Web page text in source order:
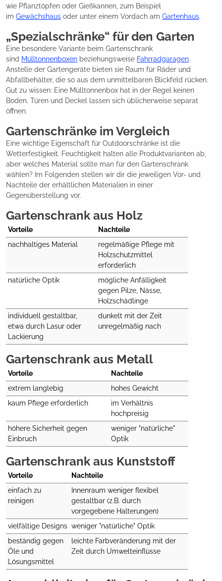
wie Pflanztöpfen oder Gießkannen, zum Beispiel
im Gewächshaus oder unter einem Vordach am Gartenhaus.
„Spezialschränke“ für den Garten
Eine besondere Variante beim Gartenschrank
sind Mülltonnenboxen beziehungsweise Fahrradgaragen.
Anstelle der Gartengeräte bieten sie Raum für Räder und
Abfallbehälter, die so aus dem unmittelbaren Blickfeld rücken.
Gut zu wissen: Eine Mülltonnenbox hat in der Regel keinen
Boden. Türen und Deckel lassen sich üblicherweise separat
öffnen.
Gartenschränke im Vergleich
Eine wichtige Eigenschaft für Outdoorschränke ist die
Wetterfestigkeit. Feuchtigkeit halten alle Produktvarianten ab,
aber welches Material sollte man für den Gartenschrank
wählen? Im Folgenden stellen wir dir die jeweiligen Vor- und
Nachteile der erhältlichen Materialien in einer
Gegenüberstellung vor.
Gartenschrank aus Holz
Vorteile
Nachteile
nachhaltiges Material
regelmäßige Pflege mit
Holzschutzmittel
erforderlich
natürliche Optik
mögliche Anfälligkeit
gegen Pilze, Nässe,
Holzschädlinge
individuell gestaltbar,
etwa durch Lasur oder
Lackierung
dunkelt mit der Zeit
unregelmäßig nach
Gartenschrank aus Metall
Vorteile
Nachteile
extrem langlebig
hohes Gewicht
kaum Pflege erforderlich
im Verhältnis
hochpreisig
höhere Sicherheit gegen
Einbruch
weniger "natürliche"
Optik
Gartenschrank aus Kunststoff
Vorteile
Nachteile
einfach zu
reinigen
Innenraum weniger flexibel
gestaltbar (z.B. durch
vorgegebene Halterungen)
vielfältige Designs weniger "natürliche" Optik
beständig gegen
Öle und
Lösungsmittel
leichte Farbveränderung mit der
Zeit durch Umwelteinflüsse